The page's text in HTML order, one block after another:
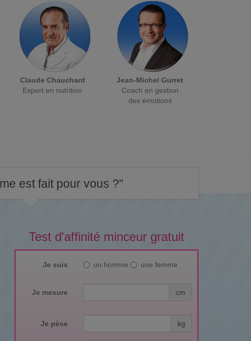
Claude Chauchard
Expert en nutrition
Jean-Michel Gurret
Coach en gestion
des émotions
est fait pour vous ?"
Test d'affinité minceur gratuit
Je suis un homme une femme
Je mesure cm
Je pèse kg